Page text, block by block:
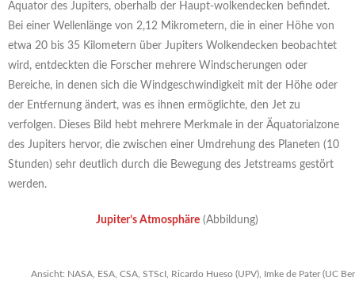
Äquator des Jupiters, oberhalb der Haupt-wolkendecken befindet.
Bei einer Wellenlänge von 2,12 Mikrometern, die in einer Höhe von
etwa 20 bis 35 Kilometern über Jupiters Wolkendecken beobachtet
wird, entdeckten die Forscher mehrere Windscherungen oder
Bereiche, in denen sich die Windgeschwindigkeit mit der Höhe oder
der Entfernung ändert, was es ihnen ermöglichte, den Jet zu
verfolgen. Dieses Bild hebt mehrere Merkmale in der Äquatorialzone
des Jupiters hervor, die zwischen einer Umdrehung des Planeten (10
Stunden) sehr deutlich durch die Bewegung des Jetstreams gestört
werden.
Jupiter’s Atmosphäre (Abbildung)
Ansicht: NASA, ESA, CSA, STScI, Ricardo Hueso (UPV), Imke de Pater (UC